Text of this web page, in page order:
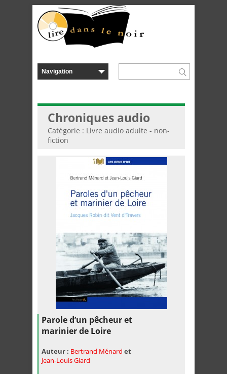
Chroniques audio
Catégorie : Livre audio adulte - non-
fiction
Parole d’un pêcheur et
marinier de Loire
Auteur : Bertrand Ménard et
Jean-Louis Giard